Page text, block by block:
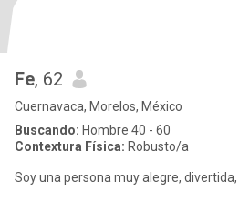
Fe, 62
Cuernavaca, Morelos, México
Buscando: Hombre 40 - 60
Contextura Física: Robusto/a
Soy una persona muy alegre,